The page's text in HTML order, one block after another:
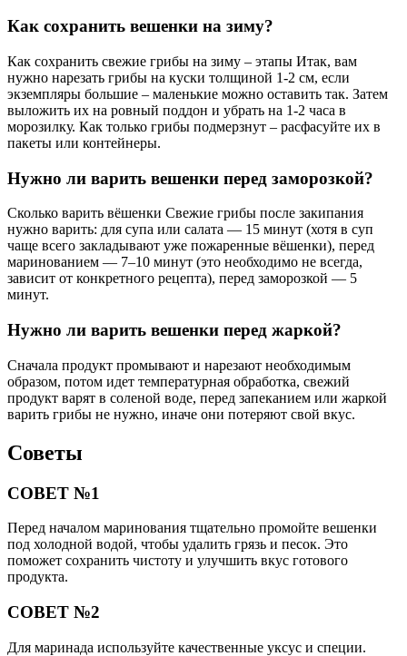
Как сохранить вешенки на зиму?
Как сохранить свежие грибы на зиму – этапы Итак, вам
нужно нарезать грибы на куски толщиной 1-2 см, если
экземпляры большие – маленькие можно оставить так. Затем
выложить их на ровный поддон и убрать на 1-2 часа в
морозилку. Как только грибы подмерзнут – расфасуйте их в
пакеты или контейнеры.
Нужно ли варить вешенки перед заморозкой?
Сколько варить вёшенки Свежие грибы после закипания
нужно варить: для супа или салата — 15 минут (хотя в суп
чаще всего закладывают уже пожаренные вёшенки), перед
маринованием — 7–10 минут (это необходимо не всегда,
зависит от конкретного рецепта), перед заморозкой — 5
минут.
Нужно ли варить вешенки перед жаркой?
Сначала продукт промывают и нарезают необходимым
образом, потом идет температурная обработка, свежий
продукт варят в соленой воде, перед запеканием или жаркой
варить грибы не нужно, иначе они потеряют свой вкус.
Советы
СОВЕТ №1
Перед началом маринования тщательно промойте вешенки
под холодной водой, чтобы удалить грязь и песок. Это
поможет сохранить чистоту и улучшить вкус готового
продукта.
СОВЕТ №2
Для маринада используйте качественные уксус и специи.